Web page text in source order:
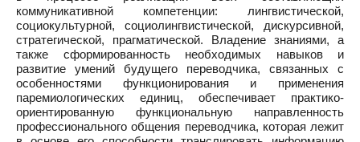
коммуникативной компетенции: лингвистической,
социокультурной, социолингвистической, дискурсивной,
стратегической, прагматической. Владение знаниями, а
также сформированность необходимых навыков и
развитие умений будущего переводчика, связанных с
особенностями функционирования и применения
паремиологических единиц, обеспечивает практико-
ориентированную функциональную направленность
профессионального общения переводчика, которая лежит